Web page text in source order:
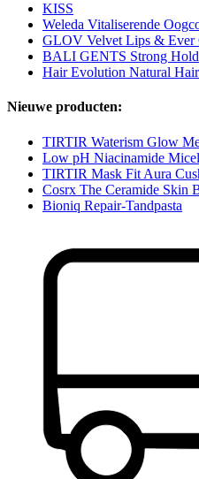
KISS
Weleda Vitaliserende
GLOV Velvet Lips & Ever
BALI GENTS Strong
Hair Evolution Natural
Nieuwe producten:
TIRTIR Waterism Glow
Low pH Niacinamide
TIRTIR Mask Fit Aura
Cosrx The Ceramide Skin
Bioniq Repair-Tandpasta